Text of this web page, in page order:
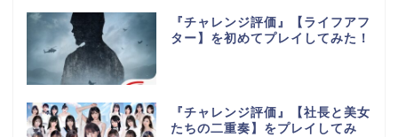
『チャレンジ評価』【ライフアフ
ター】を初めてプレイしてみた！
『チャレンジ評価』【社長と美女
たちの二重奏】をプレイしてみ